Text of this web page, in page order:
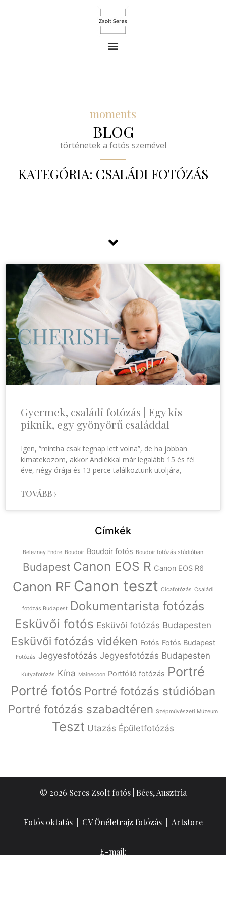
– moments –
BLOG
történetek a fotós szemével
KATEGÓRIA: CSALÁDI FOTÓZÁS
Gyermek, családi fotózás | Egy kis
piknik, egy gyönyörű családdal
Igen, “mintha csak tegnap lett volna”, de ha jobban
kimatekozom, akkor Andiékkal már legalább 15 és fél
éve, négy órája és 13 perce találkoztunk utoljára,
TOVÁBB ›
Címkék
Beleznay Endre Boudoir Boudoir fotós Boudoir fotózás stúdióban
Budapest Canon EOS R Canon EOS R6
Canon RF Canon teszt Cicafotózás Családi
fotózás Budapest Dokumentarista fotózás
Esküvői fotós Esküvői fotózás Budapesten
Esküvői fotózás vidéken Fotós Fotós Budapest
Fotózás Jegyesfotózás Jegyesfotózás Budapesten
Kutyafotózás Kína Mainecoon Portfólió fotózás Portré
Portré fotós Portré fotózás stúdióban
Portré fotózás szabadtéren Szépművészeti Múzeum
Teszt Utazás Épületfotózás
© 2026 Seres Zsolt fotós | Bécs, Ausztria
Fotós oktatás| CV Önéletrajz fotózás Artstore
E-mail: